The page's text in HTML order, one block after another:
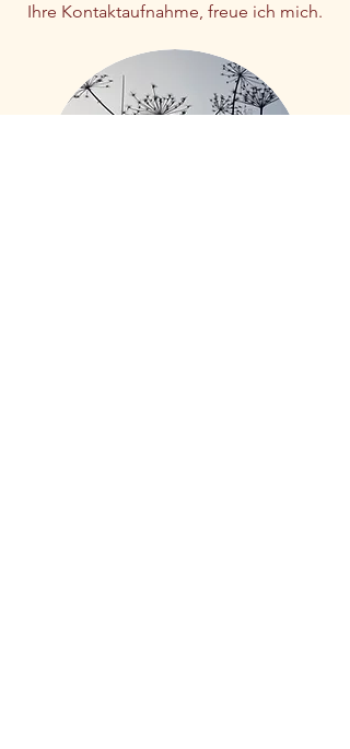
Ihre Kontaktaufnahme, freue ich mich.